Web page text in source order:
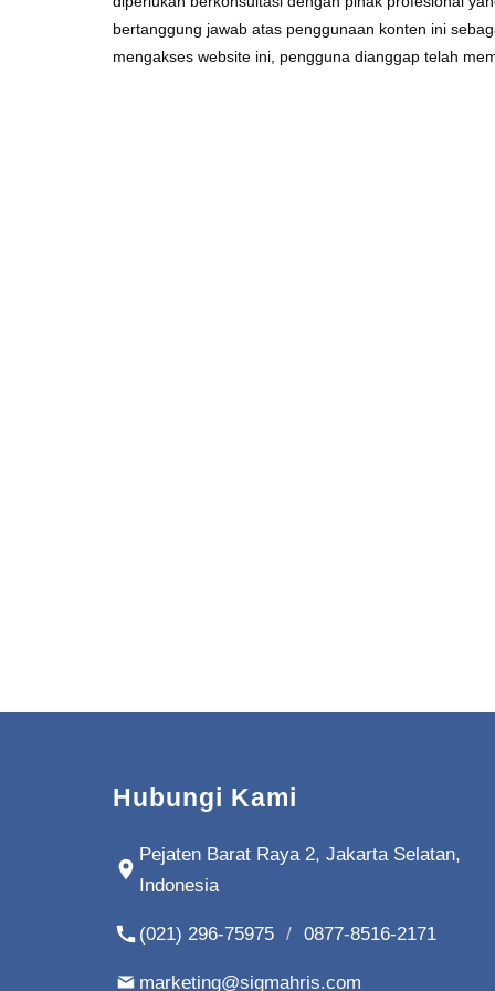
bertanggung jawab atas penggunaan konten ini
mengakses website ini, pengguna dianggap telah
Hubungi Kami
Pejaten Barat Raya 2, Jakarta Selatan,
Indonesia
(021) 296-75975 / 0877-8516-2171
marketing@sigmahris.com